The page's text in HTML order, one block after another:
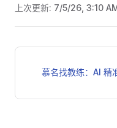
上次更新: 7/5/26, 3:10
Pager
慕名找教练：AI 精